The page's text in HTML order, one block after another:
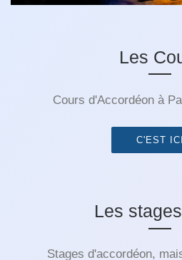
Les
Cours d'Accordéon à
C'EST ICI
Les
Stages d'accordéon,